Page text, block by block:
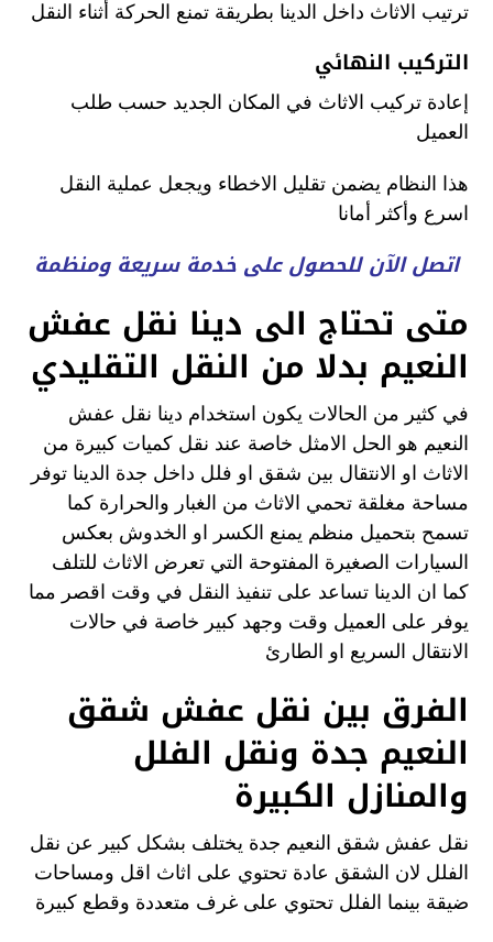
ترتيب الاثاث داخل الدينا بطريقة تمنع الحركة أثناء النقل
التركيب النهائي
إعادة تركيب الاثاث في المكان الجديد حسب طلب
العميل
هذا النظام يضمن تقليل الاخطاء ويجعل عملية النقل
اسرع وأكثر أمانا
اتصل الآن للحصول على خدمة سريعة ومنظمة
متى تحتاج الى دينا نقل عفش
النعيم بدلا من النقل التقليدي
في كثير من الحالات يكون استخدام دينا نقل عفش
النعيم هو الحل الامثل خاصة عند نقل كميات كبيرة من
الاثاث او الانتقال بين شقق او فلل داخل جدة الدينا توفر
مساحة مغلقة تحمي الاثاث من الغبار والحرارة كما
تسمح بتحميل منظم يمنع الكسر او الخدوش بعكس
السيارات الصغيرة المفتوحة التي تعرض الاثاث للتلف
كما ان الدينا تساعد على تنفيذ النقل في وقت اقصر مما
يوفر على العميل وقت وجهد كبير خاصة في حالات
الانتقال السريع او الطارئ
الفرق بين نقل عفش شقق
النعيم جدة ونقل الفلل
والمنازل الكبيرة
نقل عفش شقق النعيم جدة يختلف بشكل كبير عن نقل
الفلل لان الشقق عادة تحتوي على اثاث اقل ومساحات
ضيقة بينما الفلل تحتوي على غرف متعددة وقطع كبيرة